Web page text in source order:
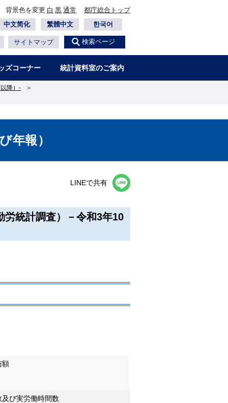
背景色を変更 白 黒 通常
都庁総合トップ
中文简化
繁體中文 한국어
サイトマップ 検索ページ
ズコーナー 統計資料室のご案内
降）- ＞
年報）
LINEで共有
労統計調査）－令和3年10
額
び実労働時間数